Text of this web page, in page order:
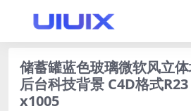
储蓄罐蓝色玻璃微软风立
后台科技背景 C4D格式
x1005